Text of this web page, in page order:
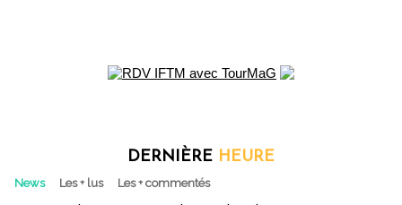
DERNIÈRE HEURE
News Les + lus Les + commentés